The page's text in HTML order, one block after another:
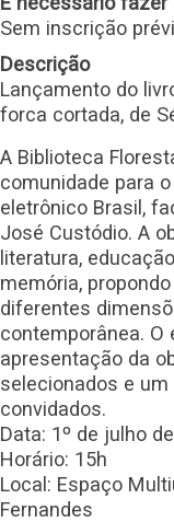
Sem inscrição
Descrição
Lançamento do
forca cortada, de
A Biblioteca
comunidade para
eletrônico Brasil,
José Custódio. A
literatura,
memória,
diferentes
contemporânea. O
apresentação da
selecionados e
convidados.
Data: 1º de julho
Horário: 15h
Local: Espaço
Fernandes